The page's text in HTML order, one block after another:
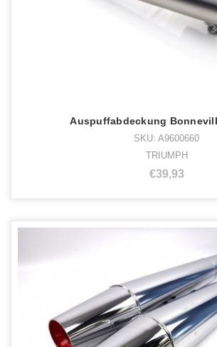
Auspuffabdeckung
SKU: A9600660
TRIUMPH
€39,93